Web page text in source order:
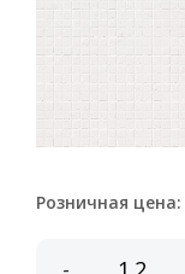
Розничная цена: